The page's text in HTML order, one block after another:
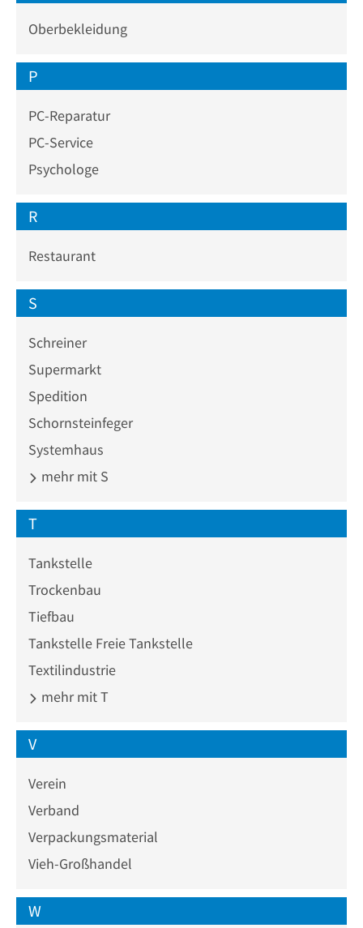
Oberbekleidung
P
PC-Reparatur
PC-Service
Psychologe
R
Restaurant
S
Schreiner
Supermarkt
Spedition
Schornsteinfeger
Systemhaus
mehr mit S
T
Tankstelle
Trockenbau
Tiefbau
Tankstelle Freie Tankstelle
Textilindustrie
mehr mit T
V
Verein
Verband
Verpackungsmaterial
Vieh-Großhandel
W